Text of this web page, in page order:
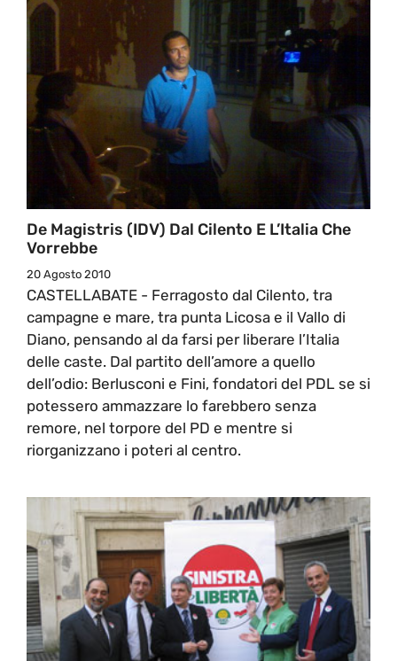
De Magistris (IDV) Dal Cilento E L’Italia Che
Vorrebbe
20 Agosto 2010
CASTELLABATE - Ferragosto dal Cilento, tra
campagne e mare, tra punta Licosa e il Vallo di
Diano, pensando al da farsi per liberare l’Italia
delle caste. Dal partito dell’amore a quello
dell’odio: Berlusconi e Fini, fondatori del PDL se si
potessero ammazzare lo farebbero senza
remore, nel torpore del PD e mentre si
riorganizzano i poteri al centro.